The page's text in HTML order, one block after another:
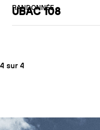
RANDONNÉE
UBAC 108
4 sur 4